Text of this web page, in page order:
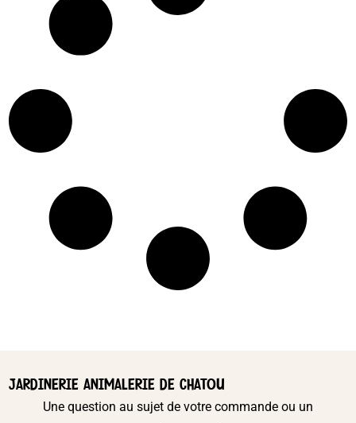
JARDINERIE ANIMALERIE DE CHATOU
Une question au sujet de votre commande ou un